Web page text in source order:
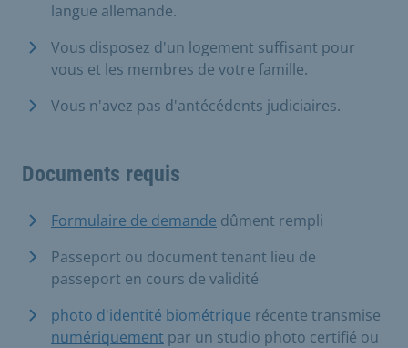
langue allemande.
Vous disposez d'un logement suffisant pour
vous et les membres de votre famille.
Vous n'avez pas d'antécédents judiciaires.
Documents requis
Formulaire de demande dûment rempli
Passeport ou document tenant lieu de
passeport en cours de validité
photo d'identité biométrique récente transmise
numériquement par un studio photo certifié ou